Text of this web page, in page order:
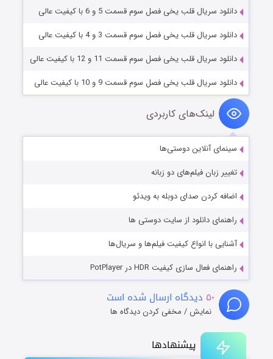
پیشنهادها
دانلود سریال قلب یخی فصل سوم قسمت 5 و 6 با کیفیت عالی
دانلود سریال قلب یخی فصل سوم قسمت 3 و 4 با کیفیت عالی
دانلود سریال قلب یخی فصل سوم قسمت 11 و 12 با کیفیت عالی
دانلود سریال قلب یخی فصل سوم قسمت 9 و 10 با کیفیت عالی
لینک‌های کاربردی
سینمای آنلاین دوستی‌ها
تغییر زبان فیلم‌های دو زبانه
اضافه کردن صدای دوبله به ویدئو
راهنمای دانلود از سایت دوستی ها
آشنایی با انواع کیفیت فیلم‌ها و سریال‌ها
راهنمای فعال سازی کیفیت HDR در PotPlayer
۵۰ دیدگاه ارسال شده است
نمایش / مخفی کردن دیدگاه ها